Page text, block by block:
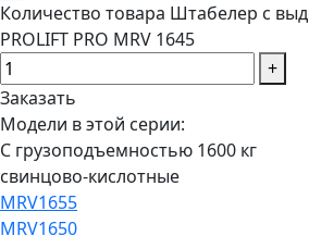
Количество товара Штабелер с
PROLIFT PRO MRV 1645
+
Заказать
Модели в этой серии:
С грузоподъемностью 1600 кг
свинцово-кислотные
MRV1655
MRV1650